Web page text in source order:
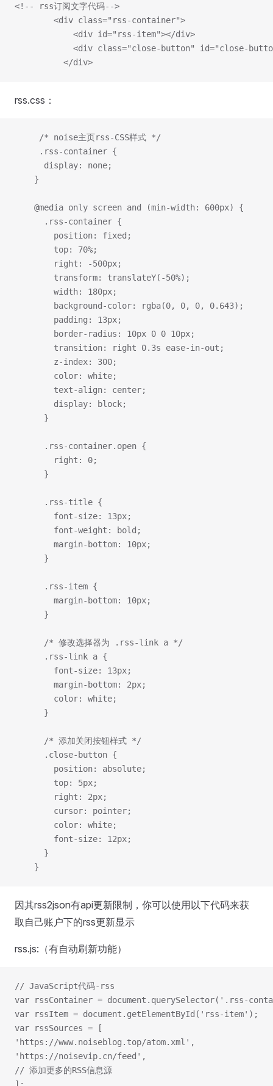
<!-- rss订阅文字代码-->
        <div class="rss-container">
            <div id="rss-item"></div>
<div class="close-button" id="close-
          </div>
rss.css：
     /* noise主页rss-CSS样式 */
     .rss-container {
      display: none;
    }
    @media only screen and (min-width: 600px) {
      .rss-container {
        position: fixed;
        top: 70%;
        right: -500px;
        transform: translateY(-50%);
        width: 180px;
        background-color: rgba(0, 0, 0, 0.643);
        padding: 13px;
        border-radius: 10px 0 0 10px;
        transition: right 0.3s ease-in-out;
        z-index: 300;
        color: white;
        text-align: center;
        display: block;
      }
      .rss-container.open {
        right: 0;
      }
      .rss-title {
        font-size: 13px;
        font-weight: bold;
        margin-bottom: 10px;
      }
      .rss-item {
        margin-bottom: 10px;
      }
      /* 修改选择器为 .rss-link a */
      .rss-link a {
        font-size: 13px;
        margin-bottom: 2px;
        color: white;
      }
      /* 添加关闭按钮样式 */
      .close-button {
        position: absolute;
        top: 5px;
        right: 2px;
        cursor: pointer;
        color: white;
        font-size: 12px;
      }
    }
因其rss2json有api更新限制，你可以使用以下代码来获
取自己账户下的rss更新显示
rss.js:（有自动刷新功能）
// JavaScript代码-rss
var rssContainer = document.querySelector('.rss-
var rssItem = document.getElementById('rss-item');
var rssSources = [
'https://www.noiseblog.top/atom.xml',
'https://noisevip.cn/feed',
// 添加更多的RSS信息源